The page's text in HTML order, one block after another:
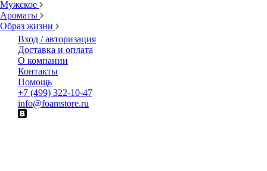
Мужское
Ароматы
Образ жизни
Вход / авторизация
Доставка и оплата
О компании
Контакты
Помощь
+7 (499) 322-10-47
info@foamstore.ru